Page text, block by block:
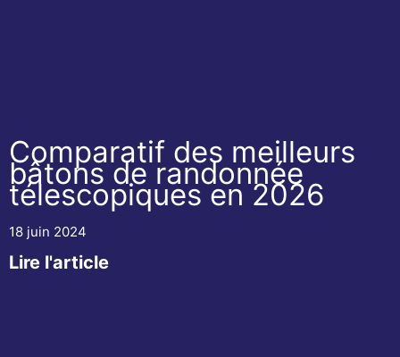
Comparatif des meilleurs
bâtons de randonnée
télescopiques en 2026
18 juin 2024
Lire l'article